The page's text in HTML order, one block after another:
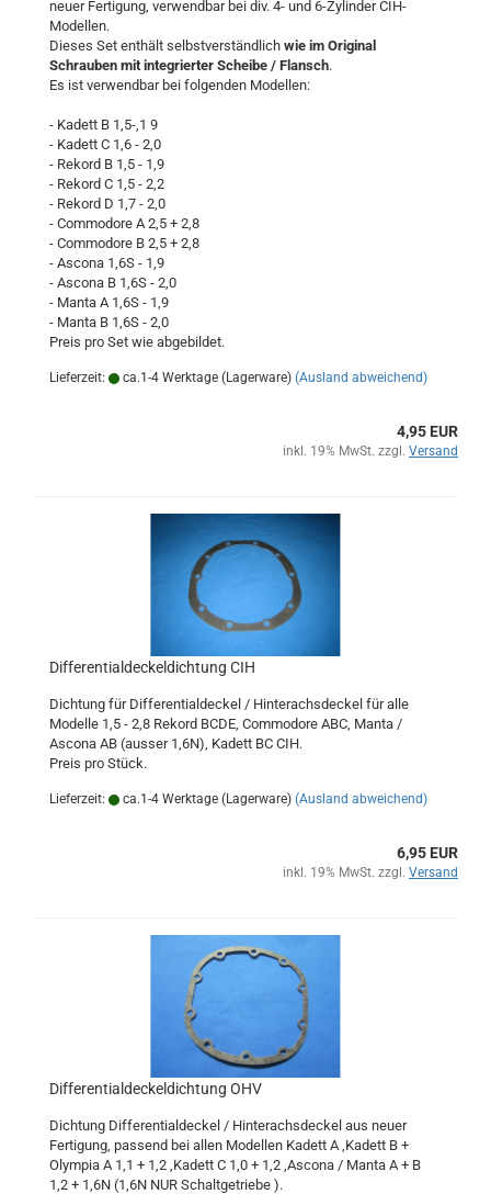
neuer Fertigung, verwendbar bei div. 4- und 6-Zylinder CIH-
Modellen.
Dieses Set enthält selbstverständlich wie im Original
Schrauben mit integrierter Scheibe / Flansch.
Es ist verwendbar bei folgenden Modellen:
- Kadett B 1,5-,1 9
- Kadett C 1,6 - 2,0
- Rekord B 1,5 - 1,9
- Rekord C 1,5 - 2,2
- Rekord D 1,7 - 2,0
- Commodore A 2,5 + 2,8
- Commodore B 2,5 + 2,8
- Ascona 1,6S - 1,9
- Ascona B 1,6S - 2,0
- Manta A 1,6S - 1,9
- Manta B 1,6S - 2,0
Preis pro Set wie abgebildet.
Lieferzeit: ca.1-4 Werktage (Lagerware) (Ausland abweichend)
4,95 EUR
inkl. 19% MwSt. zzgl. Versand
Differentialdeckeldichtung CIH
Dichtung für Differentialdeckel / Hinterachsdeckel für alle
Modelle 1,5 - 2,8 Rekord BCDE, Commodore ABC, Manta /
Ascona AB (ausser 1,6N), Kadett BC CIH.
Preis pro Stück.
Lieferzeit: ca.1-4 Werktage (Lagerware) (Ausland abweichend)
6,95 EUR
inkl. 19% MwSt. zzgl. Versand
Differentialdeckeldichtung OHV
Dichtung Differentialdeckel / Hinterachsdeckel aus neuer
Fertigung, passend bei allen Modellen Kadett A ,Kadett B +
Olympia A 1,1 + 1,2 ,Kadett C 1,0 + 1,2 ,Ascona / Manta A + B
1,2 + 1,6N (1,6N NUR Schaltgetriebe ).